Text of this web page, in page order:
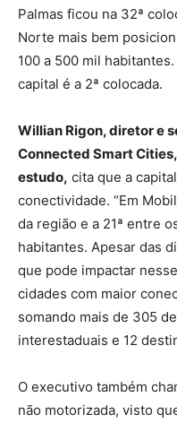
Palmas ficou na 32ª
Norte mais bem
100 a 500 mil
capital é a 2ª colocada.
Willian Rigon, diretor e
Connected Smart
estudo, cita que a
conectividade. “Em
da região e a 21ª entre
habitantes. Apesar das
que pode impactar
cidades com maior
somando mais de 305
interestaduais e 12
O executivo também
não motorizada, visto